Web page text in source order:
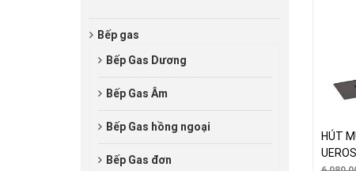
HÚT
Bếp gas
Bếp Gas Dương
Bếp Gas Âm
Bếp Gas hồng ngoại
Bếp Gas đơn